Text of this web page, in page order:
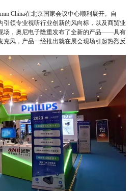
China在北京国家会议中心顺利展开。自
引领专业视听行业创新的风向标，以及商贸业
场，奥尼电子隆重发布了全新的产品——具有
克风，产品一经推出就在展会现场引起热烈反